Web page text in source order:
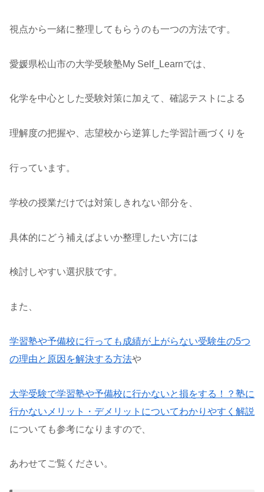
視点から一緒に整理してもらうのも一つの方法です。
愛媛県松山市の大学受験塾My Self_Learnでは、
化学を中心とした受験対策に加えて、確認テストによる
理解度の把握や、志望校から逆算した学習計画づくりを
行っています。
学校の授業だけでは対策しきれない部分を、
具体的にどう補えばよいか整理したい方には
検討しやすい選択肢です。
また、
学習塾や予備校に行っても成績が上がらない受験生の5つ
の理由と原因を解決する方法や
大学受験で学習塾や予備校に行かないと損をする！？塾に
行かないメリット・デメリットについてわかりやすく解説
についても参考になりますので、
あわせてご覧ください。